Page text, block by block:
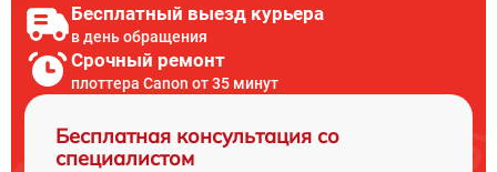
Бесплатный выезд курьера
в день обращения
Срочный ремонт
плоттера Canon от 35 минут
Бесплатная консультация со
специалистом